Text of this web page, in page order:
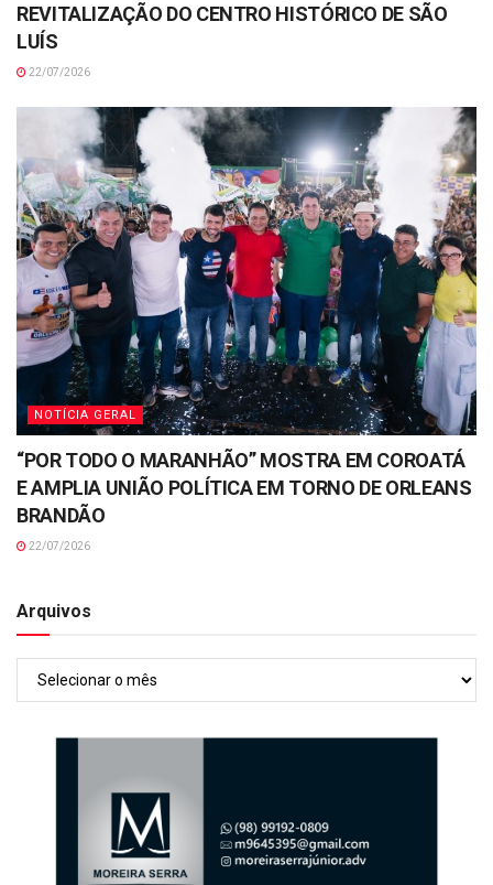
REVITALIZAÇÃO DO CENTRO HISTÓRICO DE SÃO
LUÍS
22/07/2026
NOTÍCIA GERAL
“POR TODO O MARANHÃO” MOSTRA EM COROATÁ
E AMPLIA UNIÃO POLÍTICA EM TORNO DE ORLEANS
BRANDÃO
22/07/2026
Arquivos
Arquivos